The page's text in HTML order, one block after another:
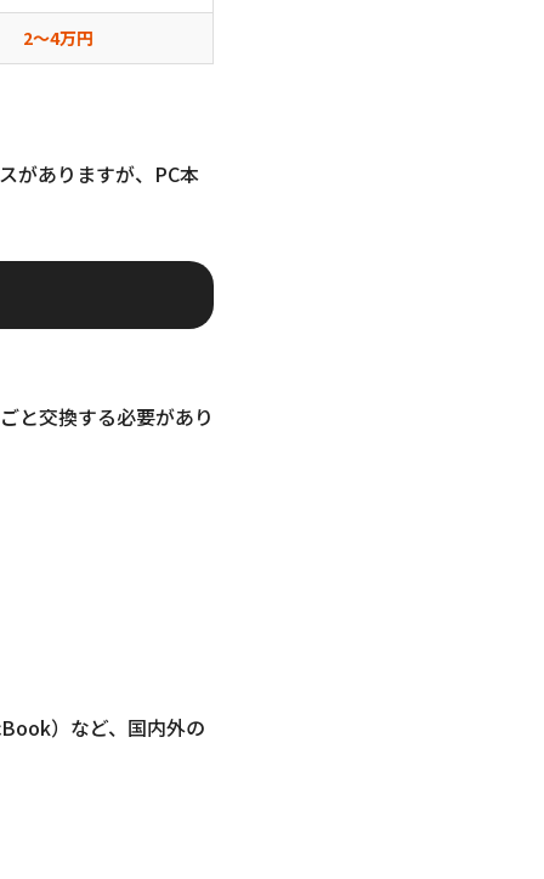
2〜4万円
がありますが、PC本
と交換する必要があり
）など、国内外の